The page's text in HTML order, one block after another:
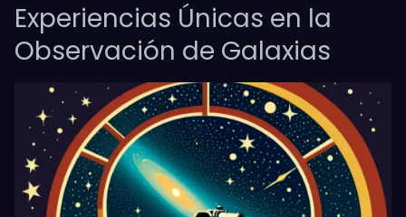
Experiencias Únicas en la
Observación de Galaxias